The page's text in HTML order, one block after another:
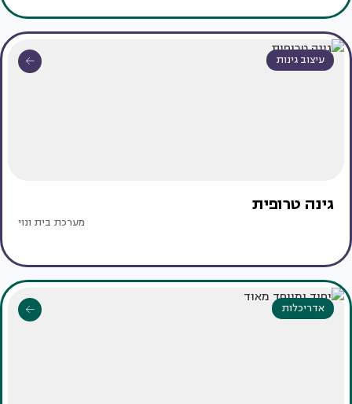
עיצוב גינות
גינה טרופית
מערכת בית ונוי
אדריכלות